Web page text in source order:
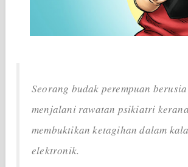
Seorang budak perempuan
menjalani rawatan psikiatri
membuktikan ketagihan dalam
elektronik.